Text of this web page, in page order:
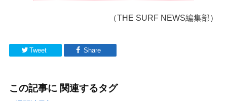
（THE SURF NEWS編集部）
Tweet Share
この記事に 関連するタグ